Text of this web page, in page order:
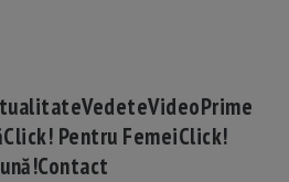
VedeteVideoPrime
Click! Pentru FemeiClick!
Contact